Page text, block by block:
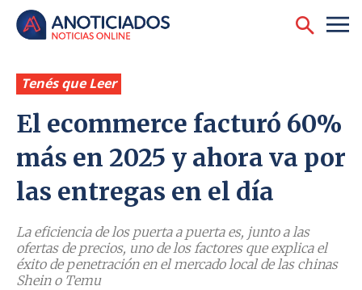
Tenés que Leer
El ecommerce facturó 60%
más en 2025 y ahora va por
las entregas en el día
La eficiencia de los puerta a puerta es, junto a las
ofertas de precios, uno de los factores que explica el
éxito de penetración en el mercado local de las chinas
Shein o Temu